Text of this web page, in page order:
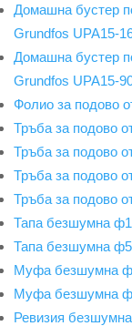
Домашна бустер
Grundfos UPA15-
Домашна бустер
Grundfos UPA15-
Фолио за подово
Тръба за подово
Тръба за подово
Тръба за подово
Тръба за подово
Тапа безшумна
Тапа безшумна
Муфа безшумна
Муфа безшумна
Ревизия